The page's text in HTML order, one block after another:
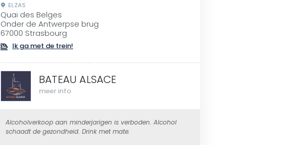
ELZAS
Quai des Belges
Onder de Antwerpse brug
67000 Strasbourg
Ik ga met de trein!
BATEAU ALSACE
meer info
Alcoholverkoop aan minderjarigen is verboden. Alcohol
schaadt de gezondheid. Drink met mate.